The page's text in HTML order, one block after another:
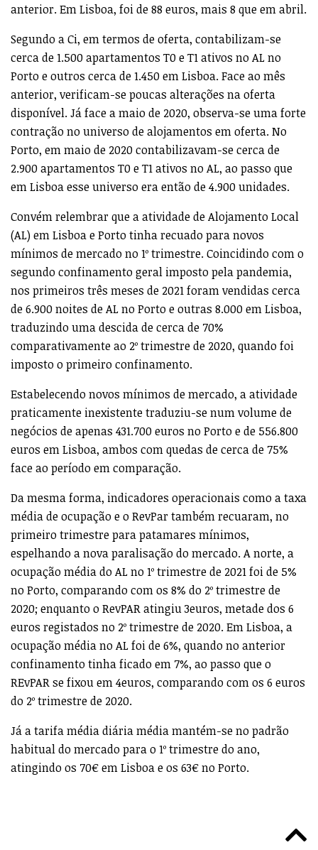
anterior. Em Lisboa, foi de 88 euros, mais 8 que em abril.
Segundo a Ci, em termos de oferta, contabilizam-se
cerca de 1.500 apartamentos T0 e T1 ativos no AL no
Porto e outros cerca de 1.450 em Lisboa. Face ao mês
anterior, verificam-se poucas alterações na oferta
disponível. Já face a maio de 2020, observa-se uma forte
contração no universo de alojamentos em oferta. No
Porto, em maio de 2020 contabilizavam-se cerca de
2.900 apartamentos T0 e T1 ativos no AL, ao passo que
em Lisboa esse universo era então de 4.900 unidades.
Convém relembrar que a atividade de Alojamento Local
(AL) em Lisboa e Porto tinha recuado para novos
mínimos de mercado no 1º trimestre. Coincidindo com o
segundo confinamento geral imposto pela pandemia,
nos primeiros três meses de 2021 foram vendidas cerca
de 6.900 noites de AL no Porto e outras 8.000 em Lisboa,
traduzindo uma descida de cerca de 70%
comparativamente ao 2º trimestre de 2020, quando foi
imposto o primeiro confinamento.
Estabelecendo novos mínimos de mercado, a atividade
praticamente inexistente traduziu-se num volume de
negócios de apenas 431.700 euros no Porto e de 556.800
euros em Lisboa, ambos com quedas de cerca de 75%
face ao período em comparação.
Da mesma forma, indicadores operacionais como a taxa
média de ocupação e o RevPar também recuaram, no
primeiro trimestre para patamares mínimos,
espelhando a nova paralisação do mercado. A norte, a
ocupação média do AL no 1º trimestre de 2021 foi de 5%
no Porto, comparando com os 8% do 2º trimestre de
2020; enquanto o RevPAR atingiu 3euros, metade dos 6
euros registados no 2º trimestre de 2020. Em Lisboa, a
ocupação média no AL foi de 6%, quando no anterior
confinamento tinha ficado em 7%, ao passo que o
REvPAR se fixou em 4euros, comparando com os 6 euros
do 2º trimestre de 2020.
Já a tarifa média diária média mantém-se no padrão
habitual do mercado para o 1º trimestre do ano,
atingindo os 70€ em Lisboa e os 63€ no Porto.